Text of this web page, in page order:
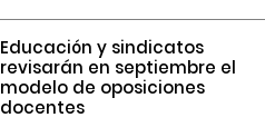
Educación y sindicatos
revisarán en septiembre el
modelo de oposiciones
docentes